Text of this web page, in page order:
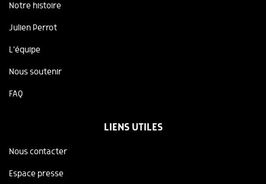
Notre histoire
Julien Perrot
L'équipe
Nous soutenir
FAQ
LIENS UTILES
Nous contacter
Espace presse